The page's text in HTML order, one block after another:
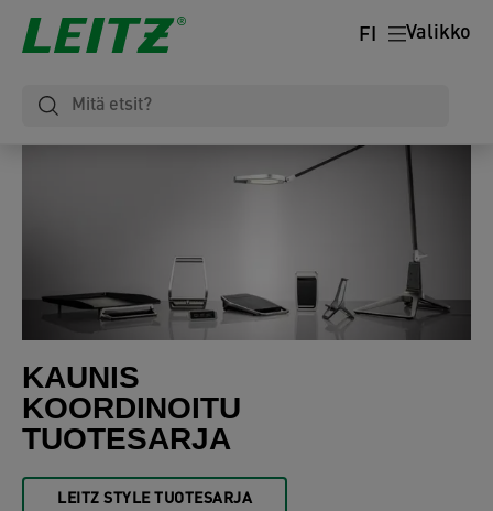
Valikko
FI
KAUNIS
KOORDINOITU
TUOTESARJA
LEITZ STYLE TUOTESARJA